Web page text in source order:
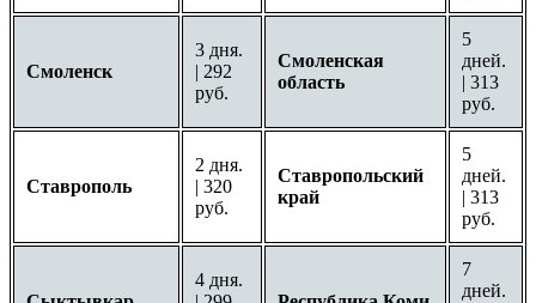
Смоленск
3 дня.
| 292
руб.
Смоленская
область
5
дней.
| 313
руб.
Ставрополь
2 дня.
| 320
руб.
Ставропольский
край
5
дней.
| 313
руб.
4 дня.
7
дней.